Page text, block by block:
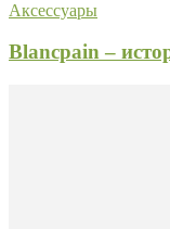
Аксессуары
Blancpain –